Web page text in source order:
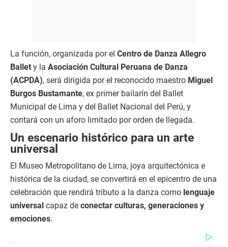
La función, organizada por el Centro de Danza Allegro
Ballet y la Asociación Cultural Peruana de Danza
(ACPDA), será dirigida por el reconocido maestro Miguel
Burgos Bustamante, ex primer bailarín del Ballet
Municipal de Lima y del Ballet Nacional del Perú, y
contará con un aforo limitado por orden de llegada.
Un escenario histórico para un arte
universal
El Museo Metropolitano de Lima, joya arquitectónica e
histórica de la ciudad, se convertirá en el epicentro de una
celebración que rendirá tributo a la danza como lenguaje
universal capaz de conectar culturas, generaciones y
emociones.